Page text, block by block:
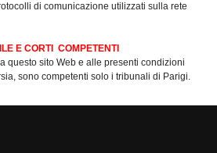
di comunicazione utilizzati sulla rete
E CORTI COMPETENTI
questo sito Web e alle presenti condizioni
sono competenti solo i tribunali di Parigi.